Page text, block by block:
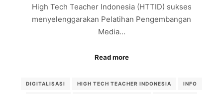
High Tech Teacher Indonesia (HTTID) sukses
menyelenggarakan Pelatihan Pengembangan
Media…
Read more
DIGITALISASI HIGH TECH TEACHER INDONESIA INFO